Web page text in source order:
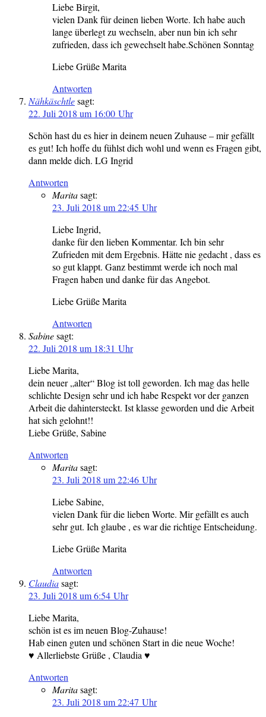
Liebe Birgit,
vielen Dank für deinen lieben Worte. Ich habe auch
lange überlegt zu wechseln, aber nun bin ich sehr
zufrieden, dass ich gewechselt habe.Schönen Sonntag
Liebe Grüße Marita
Antworten
Nähkäschtlesagt:
22. Juli 2018 um 16:00 Uhr
Schön hast du es hier in deinem neuen Zuhause – mir gefällt
es gut! Ich hoffe du fühlst dich wohl und wenn es Fragen gibt,
dann melde dich. LG Ingrid
Antworten
Maritasagt:
23. Juli 2018 um 22:45 Uhr
Liebe Ingrid,
danke für den lieben Kommentar. Ich bin sehr
Zufrieden mit dem Ergebnis. Hätte nie gedacht , dass es
so gut klappt. Ganz bestimmt werde ich noch mal
Fragen haben und danke für das Angebot.
Liebe Grüße Marita
Antworten
Sabinesagt:
22. Juli 2018 um 18:31 Uhr
Liebe Marita,
dein neuer „alter“ Blog ist toll geworden. Ich mag das helle
schlichte Design sehr und ich habe Respekt vor der ganzen
Arbeit die dahintersteckt. Ist klasse geworden und die Arbeit
hat sich gelohnt!!
Liebe Grüße, Sabine
Antworten
Maritasagt:
23. Juli 2018 um 22:46 Uhr
Liebe Sabine,
vielen Dank für die lieben Worte. Mir gefällt es auch
sehr gut. Ich glaube , es war die richtige Entscheidung.
Liebe Grüße Marita
Antworten
Claudiasagt:
23. Juli 2018 um 6:54 Uhr
Liebe Marita,
schön ist es im neuen Blog-Zuhause!
Hab einen guten und schönen Start in die neue Woche!
♥ Allerliebste Grüße , Claudia ♥
Antworten
Maritasagt:
23. Juli 2018 um 22:47 Uhr